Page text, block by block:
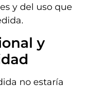
y del uso que
y
no estaría